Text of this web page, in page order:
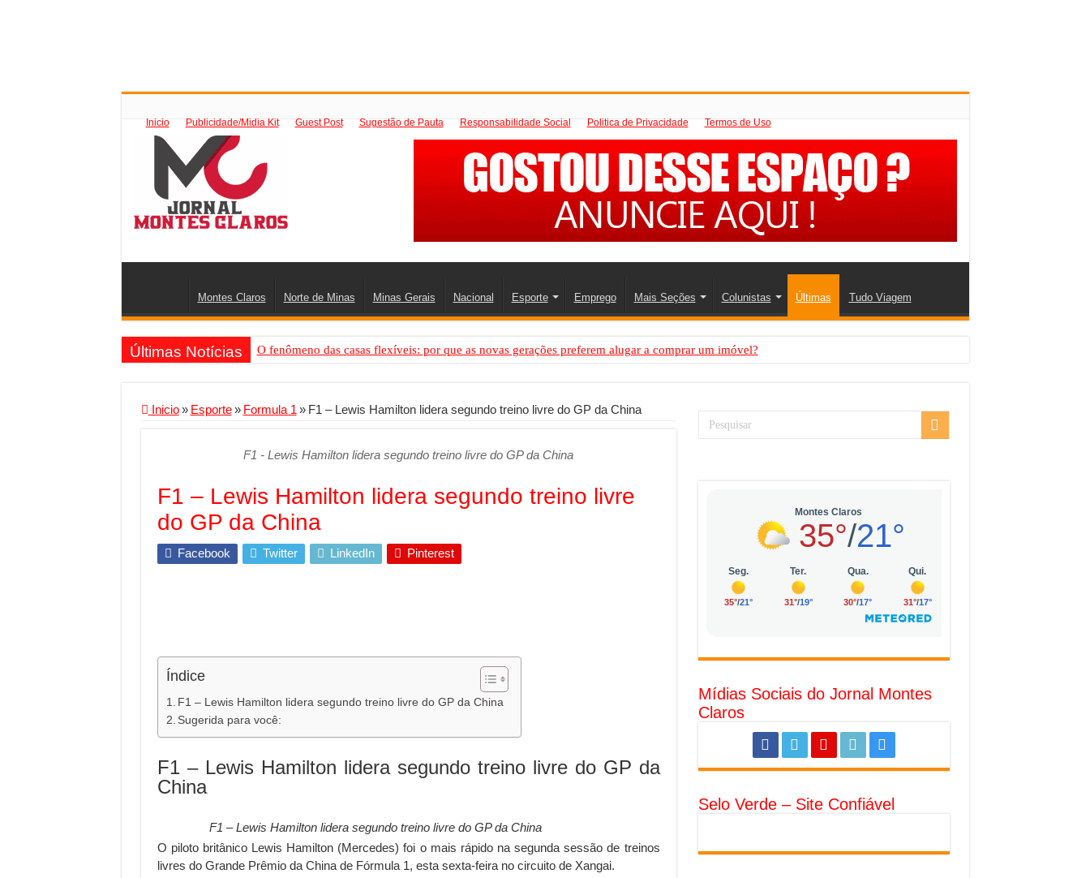
Inicio Publicidade/Midia Kit Guest Post Sugestão de Pauta Responsabilidade Social Politica de Privacidade Termos de Uso
Montes Claros Norte de Minas Minas Gerais Nacional Esporte Emprego Mais Seções Colunistas Últimas Tudo Viagem
Últimas Notícias O fenômeno das casas flexíveis: por que as novas gerações preferem alugar a comprar um imóvel?
Conheça a melhor empresa de transfer passeios e traslados em Porto Seguro, Bahia
Mais da metade dos trabalhadores desconfia dos canais de denúncia das empresas
PF e Emissoras Apertam o Cerco Contra Streamings Piratas: Entenda o Bloqueio e o Que Muda
De economista a referência nacional: como Jaque Rosa ensina tarólogas a faturarem mais de R$ 10 mil no digital
Marcenaria sob medida: quando vale mais a pena investir em móveis personalizados?
Serralheria de Alumínio vs. Ferro: guia completo para escolher o portão ideal para seu imóvel
Qualidade do produto e percepção do consumidor: como marcas evitam ruídos no mercado
O Crescimento da Influência de Especialistas Independentes
Inicio » Esporte » Formula 1 » F1 – Lewis Hamilton lidera segundo treino livre do GP da China
F1 - Lewis Hamilton lidera segundo treino livre do GP da China
F1 – Lewis Hamilton lidera segundo treino livre
do GP da China
Facebook Twitter LinkedIn Pinterest
Índice
F1 – Lewis Hamilton lidera segundo treino livre do GP da China
Sugerida para você:
F1 – Lewis Hamilton lidera segundo treino livre do GP da
China
F1 – Lewis Hamilton lidera segundo treino livre do GP da China
O piloto britânico Lewis Hamilton (Mercedes) foi o mais rápido na segunda sessão de treinos
livres do Grande Prêmio da China de Fórmula 1, esta sexta-feira no circuito de Xangai.
Mídias Sociais do Jornal Montes
Claros
Selo Verde – Site Confiável